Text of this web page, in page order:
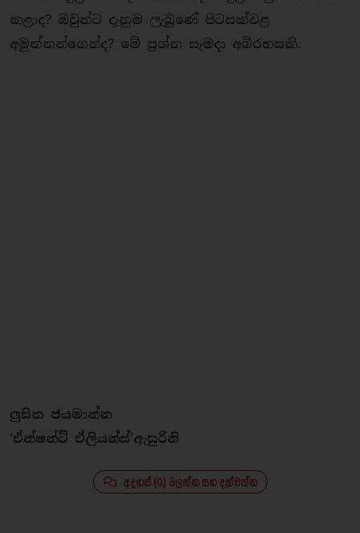
කළාද? ඔවුන්ට දැනුම ලැබුණේ පිටසක්වළ
අමුත්තන්ගෙන්ද? මේ ප්‍රශ්න සැමදා අබිරහසකි.
ලුසිත ජයමාන්න
‘ඒන්ෂන්ට් ඒලියන්ස්’ඇසුරිනි
අදහස් (0) බලන්න සහ දක්වන්න